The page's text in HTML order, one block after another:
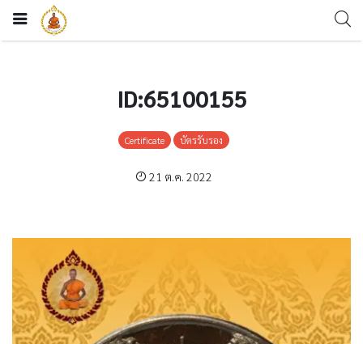
ID:65100155
Certificate บัตรรับรอง
21 ต.ค. 2022